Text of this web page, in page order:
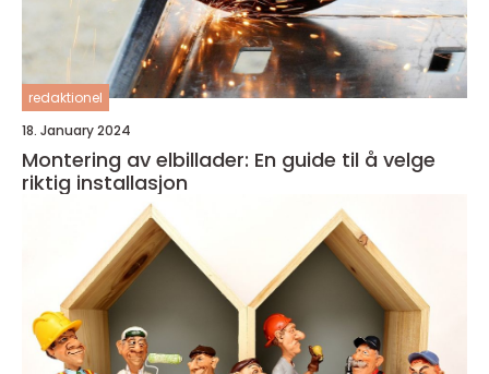
redaktionel
18. January 2024
Montering av elbillader: En guide til å velge
riktig installasjon